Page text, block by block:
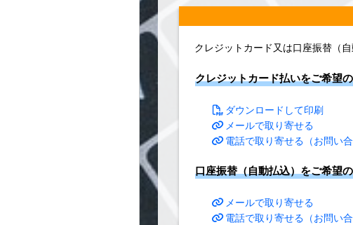
クレジットカード又は口座振替（
クレジットカード払いをご希望
ダウンロードして印刷
メールで取り寄せる
電話で取り寄せる（お問い合
口座振替（自動払込）をご希望
メールで取り寄せる
電話で取り寄せる（お問い合